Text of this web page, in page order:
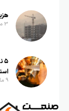
3 ماه پیش
9 ماه پیش